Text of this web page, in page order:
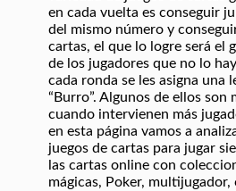
en cada vuelta es conseguir
del mismo número y
cartas, el que lo logre será el
de los jugadores que no lo
cada ronda se les asigna una
“Burro”. Algunos de ellos son
cuando intervienen más
en esta página vamos a
juegos de cartas para jugar
las cartas online con
mágicas, Poker,